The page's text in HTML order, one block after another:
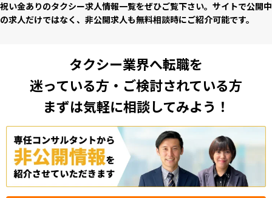
祝い⾦ありのタクシー求⼈情報⼀覧をぜひご覧下さい。サイトで公開中
の求⼈だけではなく、⾮公開求⼈も無料相談時にご紹介可能です。
タクシー業界へ転職を
迷っている方・ご検討されている方
まずは気軽に相談してみよう！